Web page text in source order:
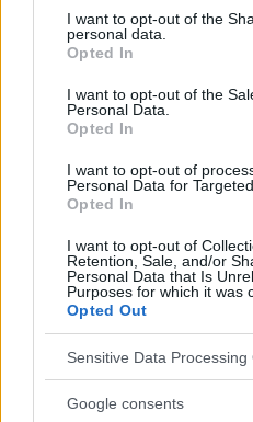
not limited to your visit or
grant or deny consent to
use your data for below
consent section.
I want to opt-out of the
personal data.
Opted In
I want to opt-out of the
Personal Data.
Opted In
I want to opt-out of
Personal Data for
Opted In
I want to opt-out of
Retention, Sale, and/or
Personal Data that Is
Purposes for which it was
Opted Out
Sensitive Data Processing
Google consents
EN RAPPORT
Sujets Antioxidants
Avantages de la consommation
Contrôle du poids
Les modes de consommation
Métabolisme
Santé cardiaque Santé des
Source d'énergie
Voir aussi en english